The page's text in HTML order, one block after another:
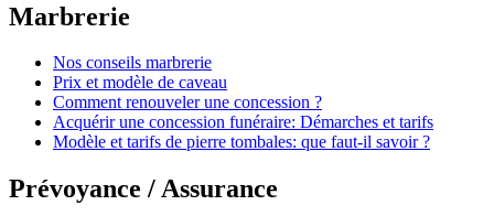
Marbrerie
Nos conseils marbrerie
Prix et modèle de caveau
Comment renouveler une concession ?
Acquérir une concession funéraire: Démarches et tarifs
Modèle et tarifs de pierre tombales: que faut-il savoir ?
Prévoyance / Assurance